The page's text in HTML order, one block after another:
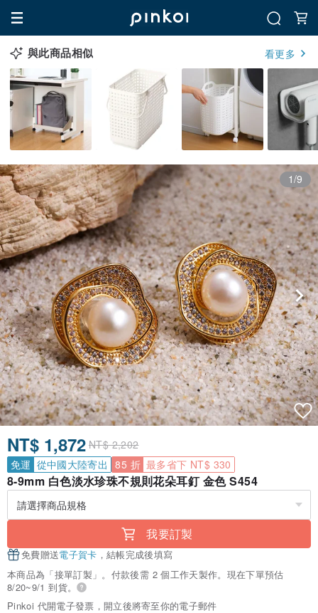
與此商品相似 看更多
1/9
NT$ 1,872 NT$ 2,202
免運 從中國大陸寄出 85 折 最多省下 NT$ 330
8-9mm 白色淡水珍珠不規則花朵耳釘 金色 S454
我要訂製
免費贈送電子賀卡 ，結帳完成後填寫
本商品為「接單訂製」。付款後需 2 個工作天製作。現在下單預估
8/20~9/1 到貨。
Pinkoi 代開電子發票，開立後將寄至你的電子郵件